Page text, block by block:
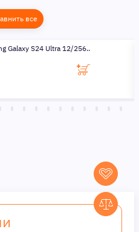
все
Galaxy S24 Ultra 12/256..